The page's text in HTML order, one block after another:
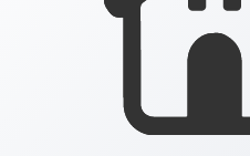
všechny přednosti vaší
Efektivní vyjednávání a
Vyjednávání o ceně je